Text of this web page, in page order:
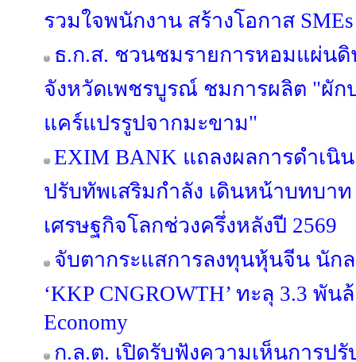
รวมใจพนักงาน สร้างโอกาส
ธ.ก.ส. ชวนชมรายการหอมแผ่นดิ
จังหวัดเพชรบูรณ์ ชมการผลิต "ผัก
แคร์แปรรูปจากมะขาม"
EXIM BANK แถลงผลการดำเนิ
ปรับทัพเสริมกำลัง เดินหน้าบทบาท
เศรษฐกิจโลกช่วงครึ่งหลังปี 2569
จับตากระแสการลงทุนหุ้นจีน นัก
‘KKP CNGROWTH’ ทะลุ 3.3 พั
Economy
ก.ล.ต. เปิดรับฟังความเห็นการปรั